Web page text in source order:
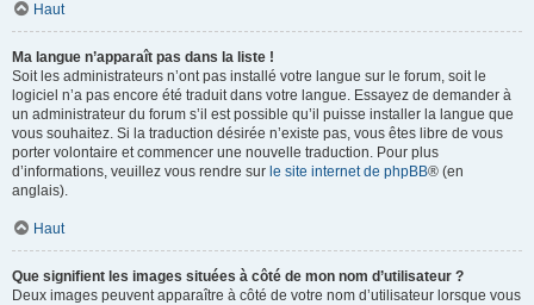
Haut
Ma langue n’apparaît pas dans la liste !
Soit les administrateurs n’ont pas installé votre langue sur le forum, soit le
logiciel n’a pas encore été traduit dans votre langue. Essayez de demander à
un administrateur du forum s’il est possible qu’il puisse installer la langue que
vous souhaitez. Si la traduction désirée n’existe pas, vous êtes libre de vous
porter volontaire et commencer une nouvelle traduction. Pour plus
d’informations, veuillez vous rendre sur le site internet de phpBB® (en
anglais).
Haut
Que signifient les images situées à côté de mon nom d’utilisateur ?
Deux images peuvent apparaître à côté de votre nom d’utilisateur lorsque vous